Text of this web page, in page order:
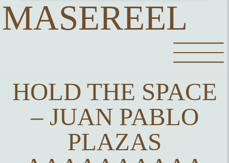
MASEREEL
HOLD THE SPACE
– JUAN PABLO
PLAZAS